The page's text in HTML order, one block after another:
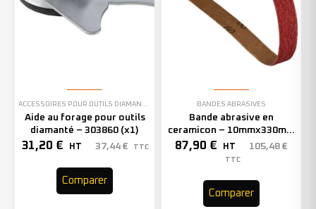
Aide au forage pour outils
diamanté – 303860 (x1)
31,20 € HT 37,44 € TTC
Comparer
BANDES ABRASIVES
Bande abrasive en
ceramicon – 10mmx330mm
– Grain 40 – 333001 (x50)
87,90 € HT 105,48 €
TTC
Comparer